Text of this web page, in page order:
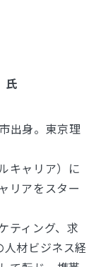
氏
出身。東京理
キャリア）に
リアをスター
ティング、求
材ビジネス経